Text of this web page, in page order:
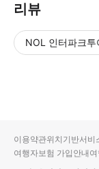
리뷰
NOL 인터파크투
입니
다.
순
상
이용약관위치기반서비
여행자보험 가입안내